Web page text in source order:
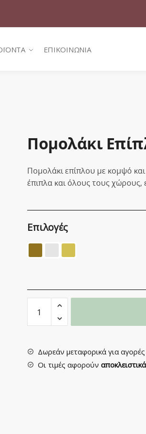
ΕΠΙΚΟΙΝΩΝΙΑ
Πομολάκι
Πομολάκι επίπλου με κομψό
έπιπλα και όλους τους χώρους,
Επιλογές
Πομολάκι
Επίπλου
No
quantity
Δωρεάν μεταφορικά για
Οι τιμές αφορούναποκλειστικά